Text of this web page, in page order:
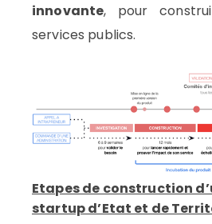
innovante, pour
services publics.
Etapes de construction
startup d’Etat et de